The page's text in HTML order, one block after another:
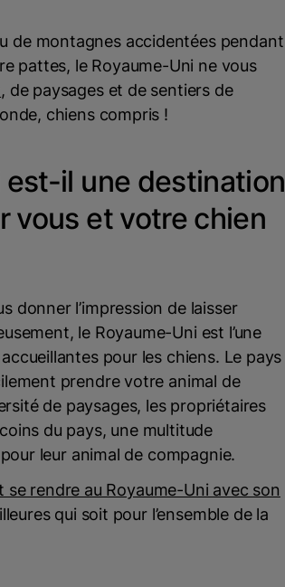
de montagnes accidentées pendant
pattes, le Royaume-Uni ne vous
, de paysages et de sentiers de
chiens compris !
est-il une destination
vous et votre chien
donner l’impression de laisser
le Royaume-Uni est l’une
pour les chiens. Le pays
prendre votre animal de
de paysages, les propriétaires
du pays, une multitude
leur animal de compagnie.
rendre au Royaume-Uni avec son
qui soit pour l’ensemble de la